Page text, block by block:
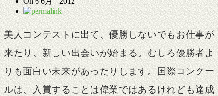
美人コンテストに出て、優勝しないでもお仕事が
来たり、新しい出会いが始まる。むしろ優勝者よ
りも面白い未来があったりします。国際コンクー
ルは、入賞することは偉業ではあるけれども達成